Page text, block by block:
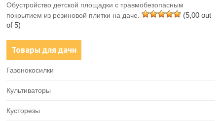
Обустройство детской площадки с травмобезопасным
покрытием из резиновой плитки на даче.
(5,00 out
of 5)
Товары для дачи
Газонокосилки
Культиваторы
Кусторезы